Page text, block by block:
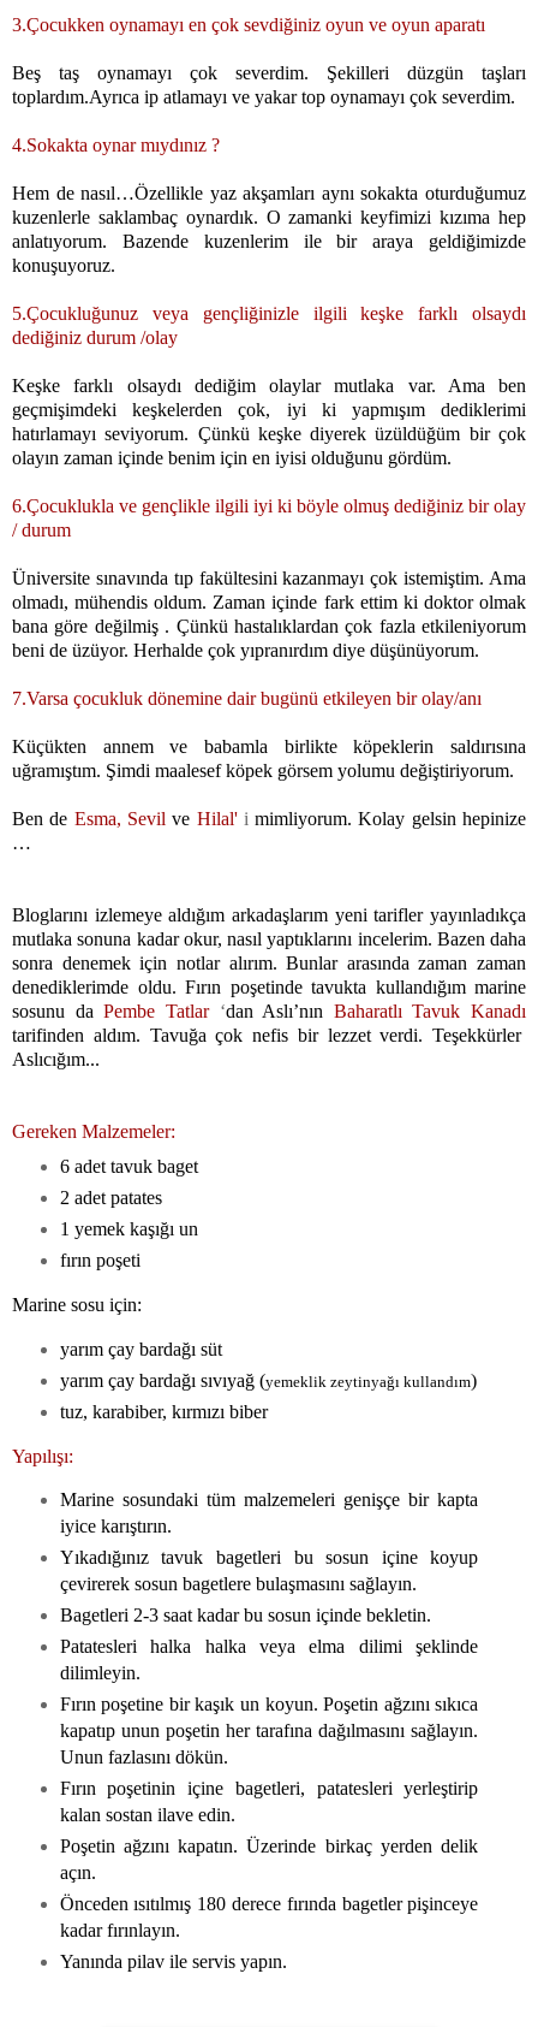
3.Çocukken oynamayı en çok sevdiğiniz oyun ve oyun aparatı
Beş taş oynamayı çok severdim. Şekilleri düzgün taşları
toplardım.Ayrıca ip atlamayı ve yakar top oynamayı çok severdim.
4.Sokakta oynar mıydınız ?
Hem de nasıl…Özellikle yaz akşamları aynı sokakta oturduğumuz
kuzenlerle saklambaç oynardık. O zamanki keyfimizi kızıma hep
anlatıyorum. Bazende kuzenlerim ile bir araya geldiğimizde
konuşuyoruz.
5.Çocukluğunuz veya gençliğinizle ilgili keşke farklı olsaydı
dediğiniz durum /olay
Keşke farklı olsaydı dediğim olaylar mutlaka var. Ama ben
geçmişimdeki keşkelerden çok, iyi ki yapmışım dediklerimi
hatırlamayı seviyorum. Çünkü keşke diyerek üzüldüğüm bir çok
olayın zaman içinde benim için en iyisi olduğunu gördüm.
6.Çocuklukla ve gençlikle ilgili iyi ki böyle olmuş dediğiniz bir olay
/ durum
Üniversite sınavında tıp fakültesini kazanmayı çok istemiştim. Ama
olmadı, mühendis oldum. Zaman içinde fark ettim ki doktor olmak
bana göre değilmiş . Çünkü hastalıklardan çok fazla etkileniyorum
beni de üzüyor. Herhalde çok yıpranırdım diye düşünüyorum.
7.Varsa çocukluk dönemine dair bugünü etkileyen bir olay/anı
Küçükten annem ve babamla birlikte köpeklerin saldırısına
uğramıştım. Şimdi maalesef köpek görsem yolumu değiştiriyorum.
Ben de Esma, Sevil ve Hilal' imimliyorum. Kolay gelsin hepinize
…
Bloglarını izlemeye aldığım arkadaşlarım yeni tarifler yayınladıkça
mutlaka sonuna kadar okur, nasıl yaptıklarını incelerim. Bazen daha
sonra denemek için notlar alırım. Bunlar arasında zaman zaman
denediklerimde oldu. Fırın poşetinde tavukta kullandığım marine
sosunu daPembe Tatlar ‘dan Aslı’nın Baharatlı Tavuk Kanadı
tarifinden aldım. Tavuğa çok nefis bir lezzet verdi. Teşekkürler
Aslıcığım...
Gereken Malzemeler:
6 adet tavuk baget
2 adet patates
1 yemek kaşığı un
fırın poşeti
Marine sosu için:
yarım çay bardağı süt
yarım çay bardağı sıvıyağ (yemeklik zeytinyağı kullandım)
tuz, karabiber, kırmızı biber
Yapılışı:
Marine sosundaki tüm malzemeleri genişçe bir kapta
iyice karıştırın.
Yıkadığınız tavuk bagetleri bu sosun içine koyup
çevirerek sosun bagetlere bulaşmasını sağlayın.
Bagetleri 2-3 saat kadar bu sosun içinde bekletin.
Patatesleri halka halka veya elma dilimi şeklinde
dilimleyin.
Fırın poşetine bir kaşık un koyun. Poşetin ağzını sıkıca
kapatıp unun poşetin her tarafına dağılmasını sağlayın.
Unun fazlasını dökün.
Fırın poşetinin içine bagetleri, patatesleri yerleştirip
kalan sostan ilave edin.
Poşetin ağzını kapatın. Üzerinde birkaç yerden delik
açın.
Önceden ısıtılmış 180 derece fırında bagetler pişinceye
kadar fırınlayın.
Yanında pilav ile servis yapın.